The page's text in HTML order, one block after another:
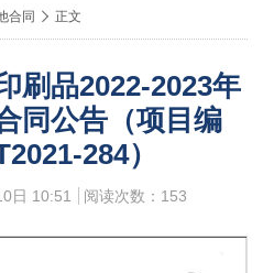
合同  正文
刷品2022-2023年
同公告（项目编
284）
日 10:51 阅读次数： 153